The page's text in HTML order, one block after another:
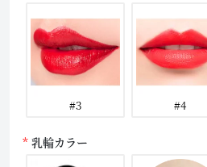
#3 #4
乳輪カラー